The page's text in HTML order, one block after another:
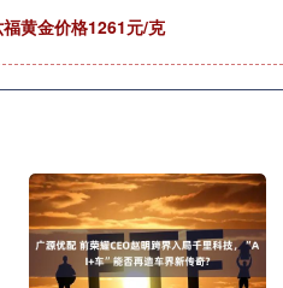
黄金价格1261元/克